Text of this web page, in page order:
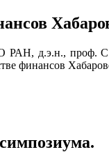
РАН, д.э.н., проф.
финансов